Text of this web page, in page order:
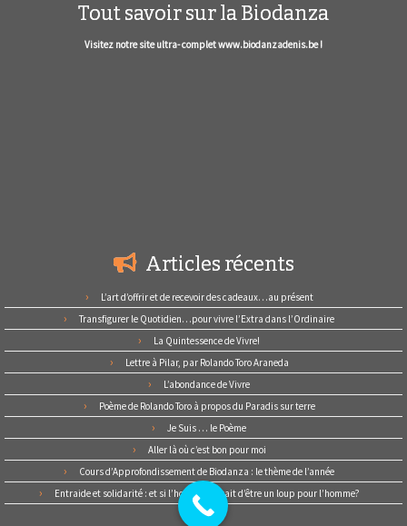
Tout savoir sur la Biodanza
Visitez notre site ultra- complet www.biodanzadenis.be !
Articles récents
L’art d’offrir et de recevoir des cadeaux…au présent
Transfigurer le Quotidien…pour vivre l’Extra dans l’Ordinaire
La Quintessence de Vivre!
Lettre à Pilar, par Rolando Toro Araneda
L’abondance de Vivre
Poème de Rolando Toro à propos du Paradis sur terre
Je Suis … le Poème
Aller là où c’est bon pour moi
Cours d’Approfondissement de Biodanza : le thème de l’année
Entraide et solidarité : et si l’homme cessait d’être un loup pour l’homme?